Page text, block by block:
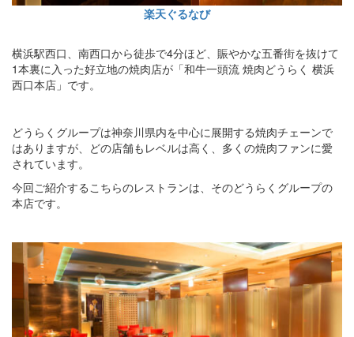
楽天ぐるなび
横浜駅西口、南西口から徒歩で4分ほど、賑やかな五番街を抜けて
1本裏に入った好立地の焼肉店が「和牛一頭流 焼肉どうらく 横浜
西口本店」です。
どうらくグループは神奈川県内を中心に展開する焼肉チェーンで
はありますが、どの店舗もレベルは高く、多くの焼肉ファンに愛
されています。
今回ご紹介するこちらのレストランは、そのどうらくグループの
本店です。